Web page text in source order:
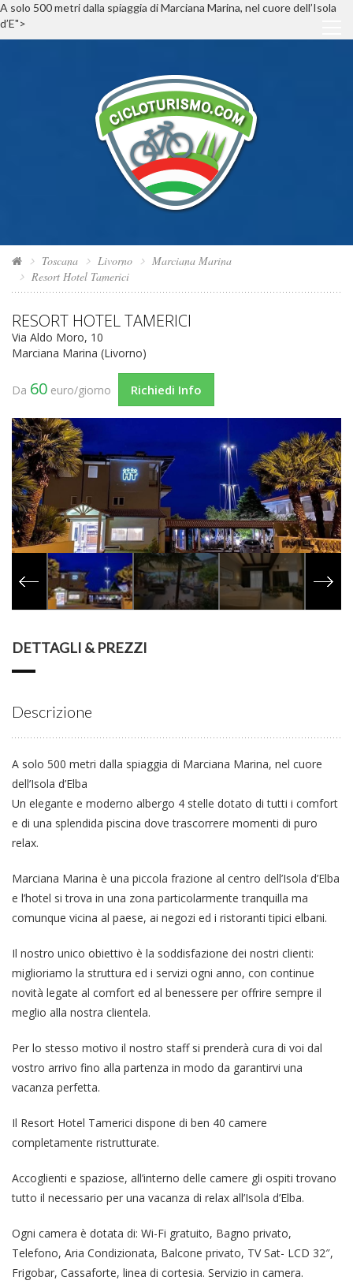
A solo 500 metri dalla spiaggia di Marciana Marina, nel cuore dell’Isola
d’E">
Toscana Livorno
Marciana Marina
Resort Hotel Tamerici
RESORT HOTEL TAMERICI
Via Aldo Moro, 10
Marciana Marina (Livorno)
Da 60 euro/giorno Richiedi Info
DETTAGLI & PREZZI
Descrizione
A solo 500 metri dalla spiaggia di Marciana Marina, nel cuore
dell’Isola d’Elba
Un elegante e moderno albergo 4 stelle dotato di tutti i comfort
e di una splendida piscina dove trascorrere momenti di puro
relax.
Marciana Marina è una piccola frazione al centro dell’Isola d’Elba
e l’hotel si trova in una zona particolarmente tranquilla ma
comunque vicina al paese, ai negozi ed i ristoranti tipici elbani.
Il nostro unico obiettivo è la soddisfazione dei nostri clienti:
miglioriamo la struttura ed i servizi ogni anno, con continue
novità legate al comfort ed al benessere per offrire sempre il
meglio alla nostra clientela.
Per lo stesso motivo il nostro staff si prenderà cura di voi dal
vostro arrivo fino alla partenza in modo da garantirvi una
vacanza perfetta.
Il Resort Hotel Tamerici dispone di ben 40 camere
completamente ristrutturate.
Accoglienti e spaziose, all’interno delle camere gli ospiti trovano
tutto il necessario per una vacanza di relax all’Isola d’Elba.
Ogni camera è dotata di: Wi-Fi gratuito, Bagno privato,
Telefono, Aria Condizionata, Balcone privato, TV Sat- LCD 32″,
Frigobar, Cassaforte, linea di cortesia. Servizio in camera.